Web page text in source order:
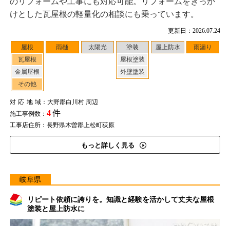
更新日：2026.07.24
屋根
瓦屋根
金属屋根
その他
雨樋 太陽光
塗装
屋根塗装
外壁塗装
屋上防水 雨漏り
対応地域：大野郡白川村 周辺
施工事例数： 4件
工事店住所：長野県木曽郡上松町荻原
もっと詳しく見る
けとした瓦屋根の軽量化の相談にも乗っています。
岐阜県
リピート依頼に誇りを。知識と経験を活かして丈夫な屋根
塗装と屋上防水に